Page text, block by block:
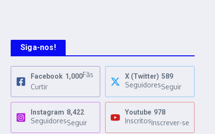
Siga-nos!
Facebook 1,000Fãs
Curtir
X (Twitter) 589
SeguidoresSeguir
Instagram 8,422
SeguidoresSeguir
Youtube 978
InscritosInscrever-se